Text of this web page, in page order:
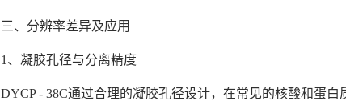
三、分辨率差异及应用
1、凝胶孔径与分离精度
DYCP - 38C通过合理的凝胶孔径设计，在常见的核酸和蛋